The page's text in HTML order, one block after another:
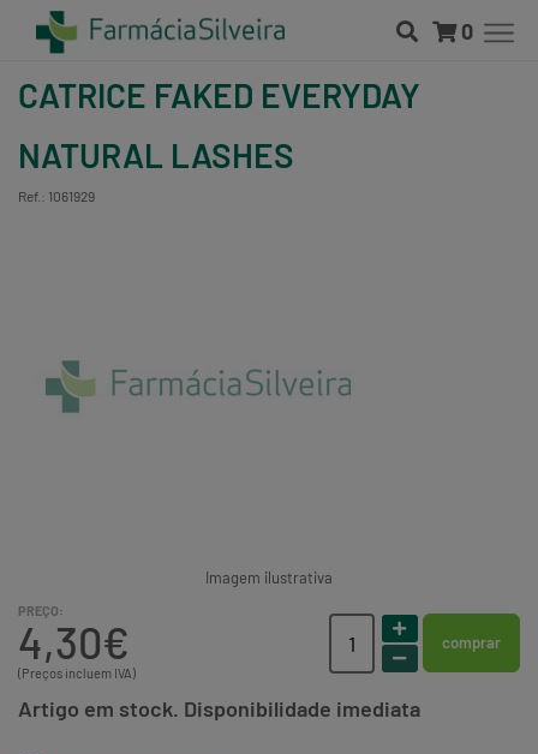
0
CATRICE FAKED EVERYDAY
NATURAL LASHES
Ref.: 1061929
Imagem ilustrativa
PREÇO:
4,30€
(Preços incluem IVA)
comprar
Artigo em stock. Disponibilidade imediata